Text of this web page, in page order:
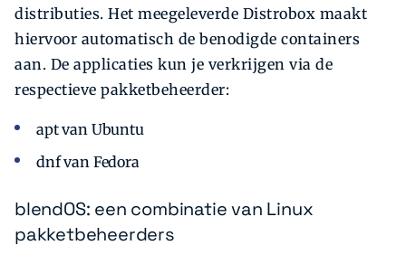
distributies. Het meegeleverde Distrobox maakt
hiervoor automatisch de benodigde containers
aan. De applicaties kun je verkrijgen via de
respectieve pakketbeheerder:
apt van Ubuntu
dnf van Fedora
blendOS: een combinatie van Linux
pakketbeheerders